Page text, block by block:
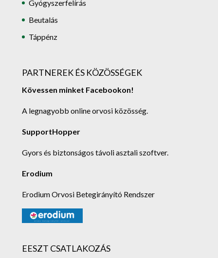
Gyógyszerfelírás
Beutalás
Táppénz
PARTNEREK ÉS KÖZÖSSÉGEK
Kövessen minket Facebookon!
A legnagyobb online orvosi közösség.
SupportHopper
Gyors és biztonságos távoli asztali szoftver.
Erodium
Erodium Orvosi Betegirányító Rendszer
EESZT CSATLAKOZÁS